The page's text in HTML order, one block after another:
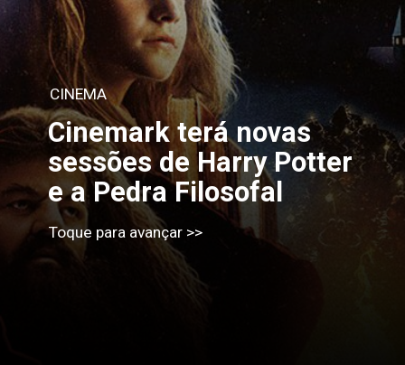
Cinemark terá novas
sessões de Harry Potter
e a Pedra Filosofal
CINEMA
Toque para avançar >>